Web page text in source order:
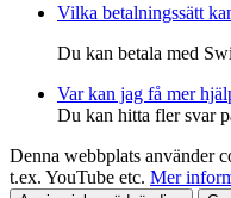
Vilka betalningssätt
Du kan betala med
Var kan jag få mer
Du kan hitta fler svar
Denna webbplats använder
t.ex. YouTube etc. Mer